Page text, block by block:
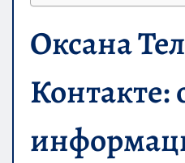
Оксана
Контакте: